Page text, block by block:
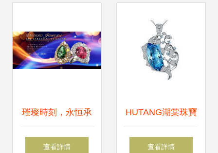
璀璨時刻，永恒承
諾 精選寶石戒指限
查看詳情
HUTANG湖棠珠寶
亞馬遜平臺上的珠
查看詳情